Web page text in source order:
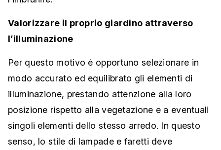
Valorizzare il proprio giardino attraverso
l’illuminazione
Per questo motivo è opportuno selezionare in
modo accurato ed equilibrato gli elementi di
illuminazione, prestando attenzione alla loro
posizione rispetto alla vegetazione e a eventuali
singoli elementi dello stesso arredo. In questo
senso, lo stile di lampade e faretti deve